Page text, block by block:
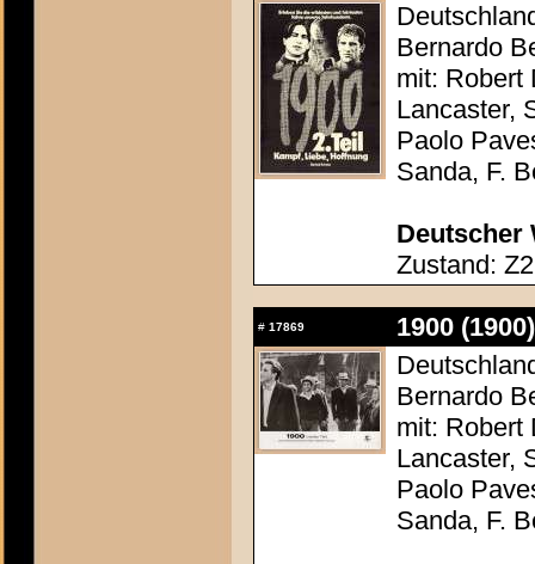
Bernardo
mit: Robert
Lancaster,
Paolo
Sanda, F.
Deutscher
Zustand: Z2
# 17869
1900 (1900)
Bernardo
mit: Robert
Lancaster,
Paolo
Sanda, F.